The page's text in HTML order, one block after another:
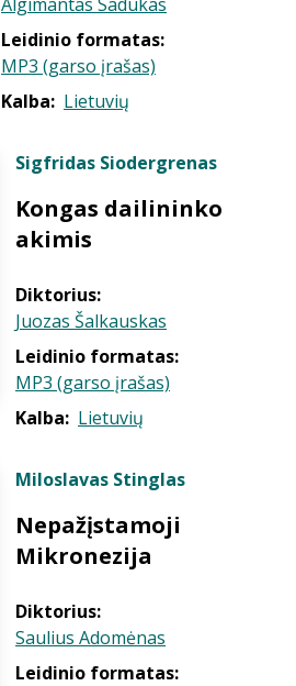
Leidinio formatas:
MP3 (garso įrašas)
Kalba: Lietuvių
Sigfridas Siodergrenas
Kongas dailininko
akimis
Diktorius:
Juozas Šalkauskas
Leidinio formatas:
MP3 (garso įrašas)
Kalba: Lietuvių
Miloslavas Stinglas
Nepažįstamoji
Mikronezija
Diktorius:
Saulius Adomėnas
Leidinio formatas: